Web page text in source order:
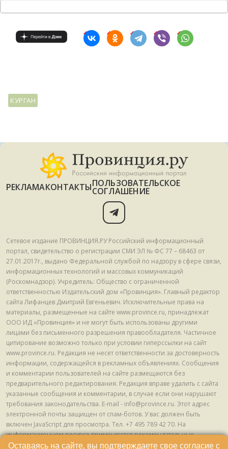
КУРГАН
РЕКЛАМАКОНТАКТЫПОЛЬЗОВАТЕЛЬСКОЕ
СОГЛАШЕНИЕ
Сетевое издание ПРОВИНЦИЯ.РУ Российский информационный
портал, свидетельство о регистрации СМИ ЭЛ № ФС 77 – 68463 от
27.01.2017г., выдано Федеральной службой по надзору в сфере связи,
информационных технологий и массовых коммуникаций
(Роскомнадзор). Учредитель: Общество с ограниченной
ответственностью Издательский дом «Провинция». Главный редактор
сайта Лифанцев Дмитрий Евгеньевич. Исключительные права на
материалы, размещенные на сайте www.province.ru, принадлежат
ООО ИД «Провинция» и не могут быть использованы другими
лицами без письменного разрешения правообладателя. Частичное
цитирование возможно только при условии гиперссылки на сайт
www.province.ru. Редакция не несет ответственности за достоверность
информации, содержащейся в рекламных объявлениях. Сообщения
и комментарии пользователей на сайте размещаются без
предварительного редактирования. Редакция вправе удалить с сайта
указанные сообщения и комментарии, в случае если они нарушают
требования законодательства. E-mail - info@province.ru. Этот адрес
электронной почты защищен от спам-ботов. У вас должен быть
включен JavaScript для просмотра. Tел. +7 495 789 42 70. На
информационном ресурсе применяются рекомендательные
технологии (информационные технологии предоставления
Оставаясь на сайте, вы подтверждаете свое согласие с